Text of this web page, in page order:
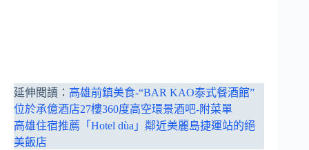
延伸閱讀： 高雄前鎮美食-“BAR KAO泰式餐酒館”
位於承億酒店27樓360度高空環景酒吧-附菜單
高雄住宿推薦「Hotel dùa」鄰近美麗島捷運站的絕
美飯店